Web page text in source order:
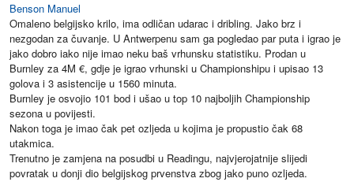
Benson Manuel
Omaleno belgijsko krilo, ima odličan udarac i dribling. Jako brz i
nezgodan za čuvanje. U Antwerpenu sam ga pogledao par puta i igrao je
jako dobro iako nije imao neku baš vrhunsku statistiku. Prodan u
Burnley za 4M €, gdje je igrao vrhunski u Championshipu i upisao 13
golova i 3 asistencije u 1560 minuta.
Burnley je osvojio 101 bod i ušao u top 10 najboljih Championship
sezona u povijesti.
Nakon toga je imao čak pet ozljeda u kojima je propustio čak 68
utakmica.
Trenutno je zamjena na posudbi u Readingu, najvjerojatnije slijedi
povratak u donji dio belgijskog prvenstva zbog jako puno ozljeda.